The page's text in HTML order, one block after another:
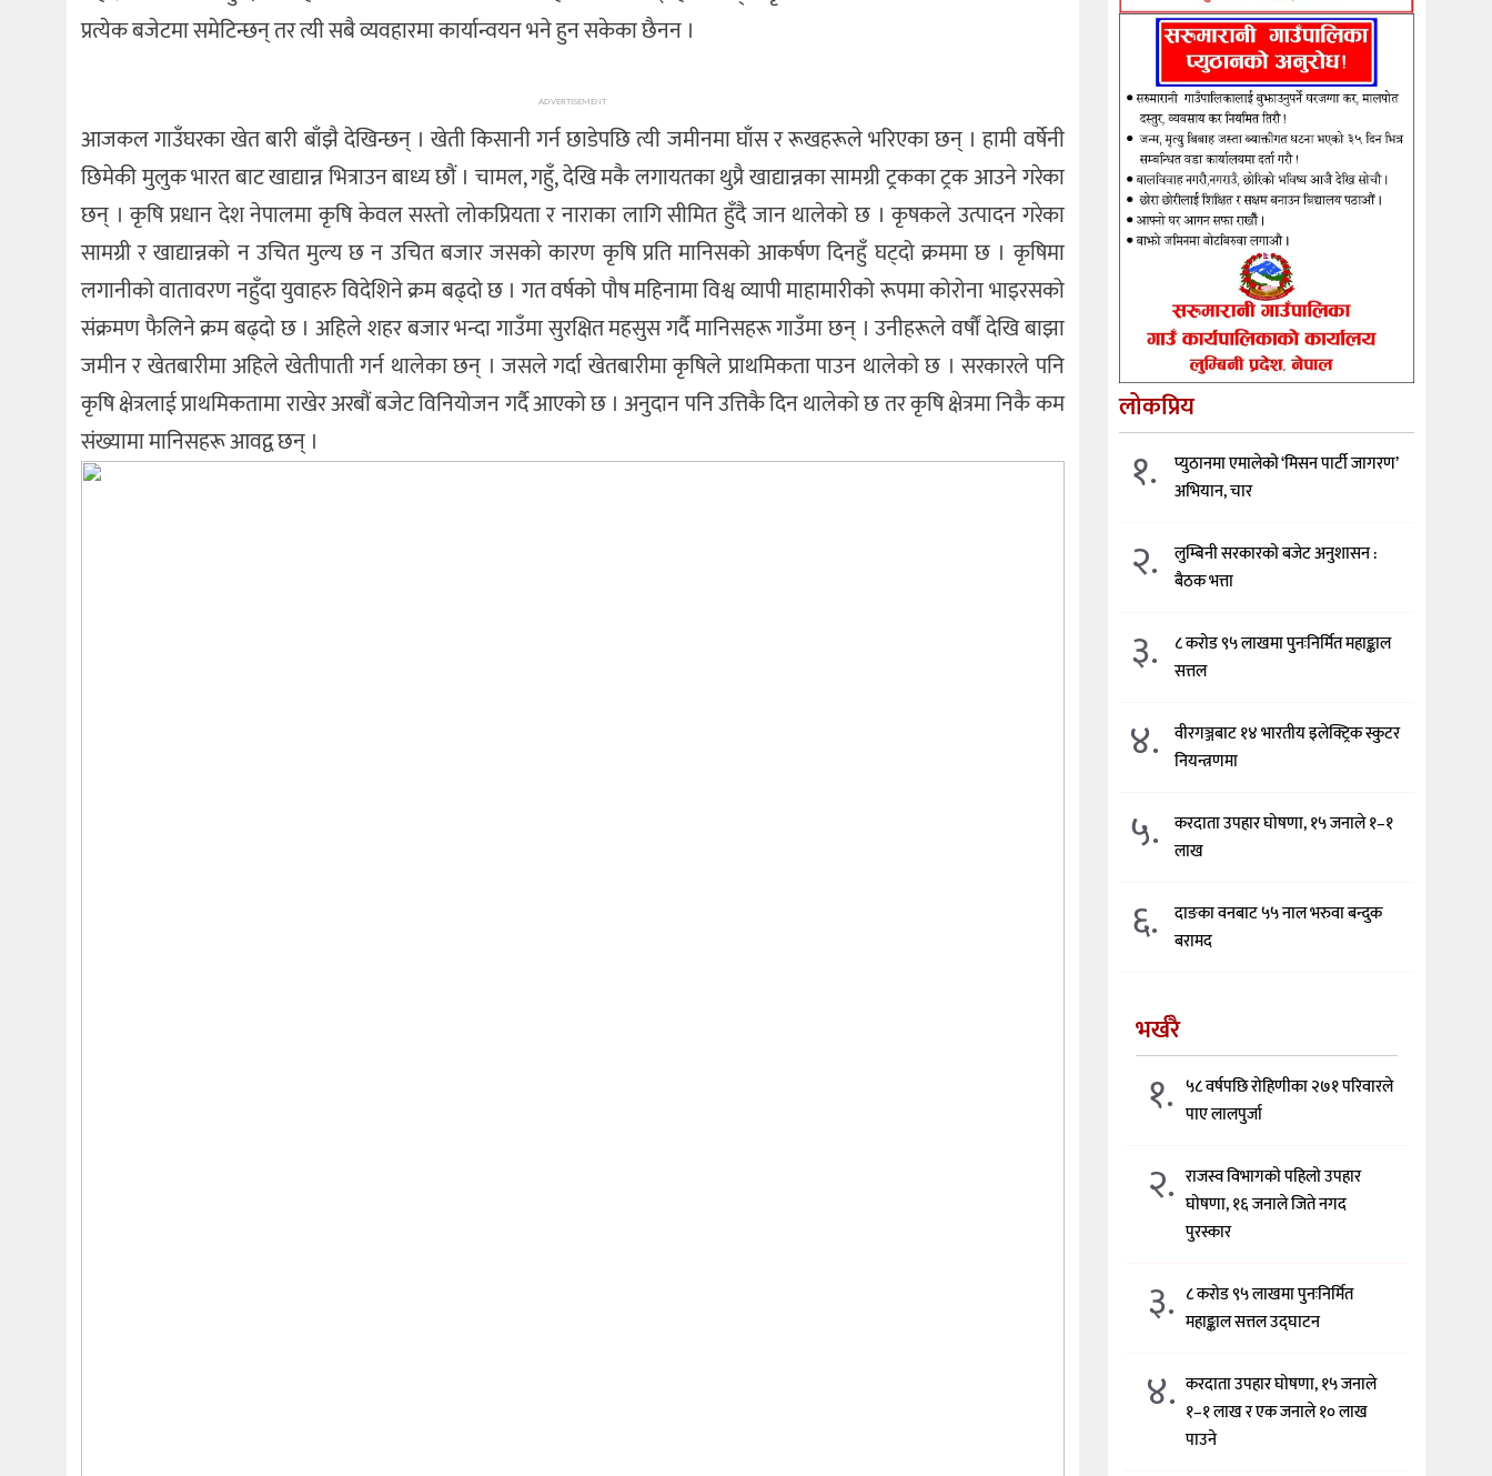
प्रत्येक बजेटमा समेटिन्छन् तर त्यी सबै व्यवहारमा कार्यान्वयन भने हुन सकेका छैनन ।
ADVERTISEMENT
आजकल गाउँघरका खेत बारी बाँझै देखिन्छन् । खेती किसानी गर्न छाडेपछि त्यी जमीनमा घाँस र रूखहरूले भरिएका छन् । हामी वर्षेनी
छिमेकी मुलुक भारत बाट खाद्यान्न भित्राउन बाध्य छौं । चामल, गहुँ, देखि मकै लगायतका थुप्रै खाद्यान्नका सामग्री ट्रकका ट्रक आउने गरेका
छन् । कृषि प्रधान देश नेपालमा कृषि केवल सस्तो लोकप्रियता र नाराका लागि सीमित हुँदै जान थालेको छ । कृषकले उत्पादन गरेका
सामग्री र खाद्यान्नको न उचित मुल्य छ न उचित बजार जसको कारण कृषि प्रति मानिसको आकर्षण दिनहुँ घट्दो क्रममा छ । कृषिमा
लगानीको वातावरण नहुँदा युवाहरु विदेशिने क्रम बढ्दो छ । गत वर्षको पौष महिनामा विश्व व्यापी माहामारीको रूपमा कोरोना भाइरसको
संक्रमण फैलिने क्रम बढ्दो छ । अहिले शहर बजार भन्दा गाउँमा सुरक्षित महसुस गर्दै मानिसहरू गाउँमा छन् । उनीहरूले वर्षौं देखि बाझा
जमीन र खेतबारीमा अहिले खेतीपाती गर्न थालेका छन् । जसले गर्दाखेतबारीमा कृषिले प्राथमिकता पाउन थालेको छ । सरकारले पनि
कृषि क्षेत्रलाई प्राथमिकतामा राखेर अरबौं बजेट विनियोजन गर्दै आएको छ । अनुदान पनि उत्तिकै दिन थालेको छ तर कृषि क्षेत्रमा निकै कम
संख्यामा मानिसहरू आवद्व छन् ।
लोकप्रिय
१.
प्युठानमा एमालेको ‘मिसन पार्टी जागरण’
अभियान, चार
२.
लुम्बिनी सरकारको बजेट अनुशासन :
बैठक भत्ता
३.
८ करोड ९५ लाखमा पुनःनिर्मित महाङ्काल
सत्तल
४.
वीरगञ्जबाट १४ भारतीय इलेक्ट्रिक स्कुटर
नियन्त्रणमा
५.
करदाता उपहार घोषणा, १५ जनाले १–१
लाख
६.
दाङका वनबाट ५५ नाल भरुवा बन्दुक
बरामद
भर्खरै
१. ५८ वर्षपछि रोहिणीका २७१ परिवारले
पाए लालपुर्जा
२. राजस्व विभागको पहिलो उपहार
घोषणा, १६ जनाले जिते नगद
पुरस्कार
३. ८ करोड ९५ लाखमा पुनःनिर्मित
महाङ्काल सत्तल उद्घाटन
४. करदाता उपहार घोषणा, १५ जनाले
१–१ लाख र एक जनाले १० लाख
पाउने